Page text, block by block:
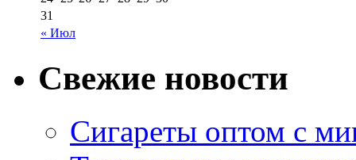
« Июл
31
Свежие новости
Сигареты оптом с